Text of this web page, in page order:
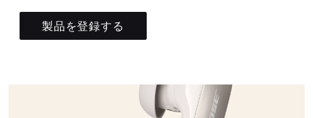
製品を登録する